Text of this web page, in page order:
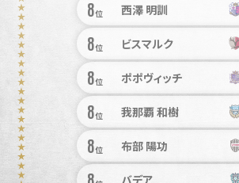
8位 西澤 明訓
8位 ビスマルク
8位 ポポヴィッチ
8位 我那覇 和樹
8位 布部 陽功
バデア